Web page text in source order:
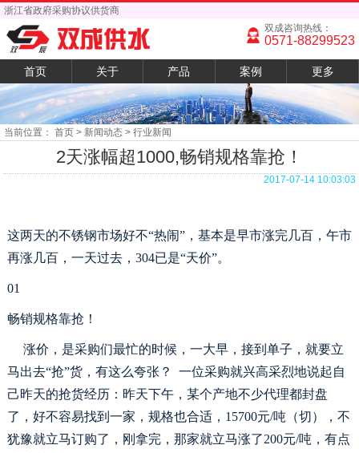
浙江省政府采购协议供货商
双成咨询热线：
0571-88299523
首页 关于 产品 案例 更多
当前位置： 首页 > 新闻动态 > 行业新闻
2天涨幅超1000,畅销规格靠抢！
2017-07-14 10:03:03
这两天的不锈钢市场好不“热闹”，基本是早市涨完几百，午市
再涨几百，一天过去，304已是“天价”。
01
畅销规格靠抢！
涨价，是采购们最忙的时候，一大早，接到单子，就要立
马出去“抢”货，有这么夸张？ 一位采购就兴高采烈地说起自
己昨天的抢货经历： 昨天下午，某个产地不少代理都封盘
了，好不容易找到一家，规格也合适， 1 5700元/吨（切），不
犹豫就立马订购了，刚拿完，那家就立马涨了200元/吨，有点